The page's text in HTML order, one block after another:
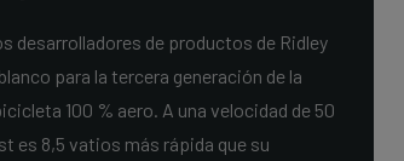
desarrolladores de productos de Ridley
para la tercera generación de la
100 % aero. A una velocidad de 50
es 8,5 vatios más rápida que su